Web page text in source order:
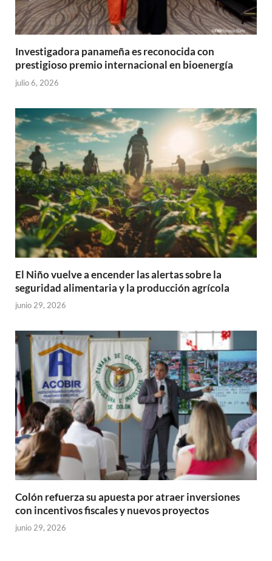
Investigadora panameña es reconocida con
prestigioso premio internacional en bioenergía
julio 6, 2026
El Niño vuelve a encender las alertas sobre la
seguridad alimentaria y la producción agrícola
junio 29, 2026
Colón refuerza su apuesta por atraer inversiones
con incentivos fiscales y nuevos proyectos
junio 29, 2026